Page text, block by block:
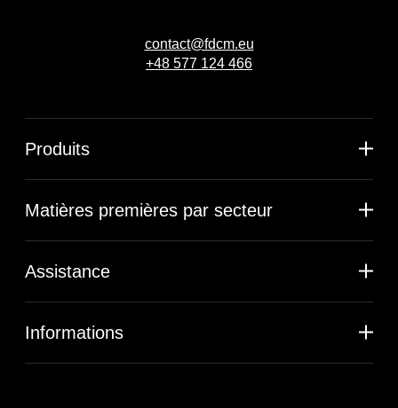
contact@fdcm.eu
+48 577 124 466
Produits
Matières premières par secteur
Assistance
Informations